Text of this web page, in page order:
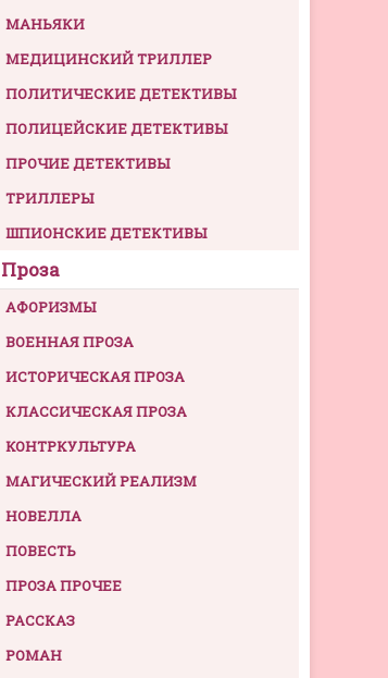
МАНЬЯКИ
МЕДИЦИНСКИЙ ТРИЛЛЕР
ПОЛИТИЧЕСКИЕ ДЕТЕКТИВЫ
ПОЛИЦЕЙСКИЕ ДЕТЕКТИВЫ
ПРОЧИЕ ДЕТЕКТИВЫ
ТРИЛЛЕРЫ
ШПИОНСКИЕ ДЕТЕКТИВЫ
Проза
АФОРИЗМЫ
ВОЕННАЯ ПРОЗА
ИСТОРИЧЕСКАЯ ПРОЗА
КЛАССИЧЕСКАЯ ПРОЗА
КОНТРКУЛЬТУРА
МАГИЧЕСКИЙ РЕАЛИЗМ
НОВЕЛЛА
ПОВЕСТЬ
ПРОЗА ПРОЧЕЕ
РАССКАЗ
РОМАН